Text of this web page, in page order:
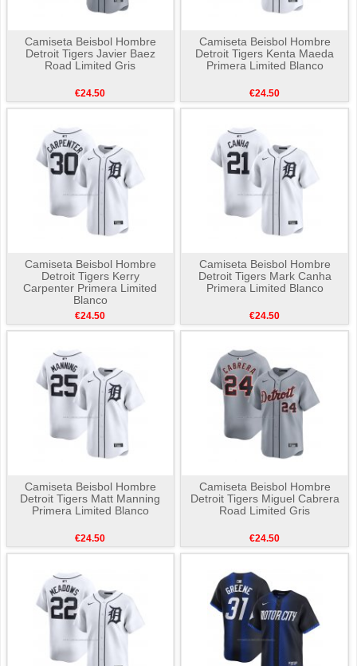
Camiseta Beisbol Hombre
Detroit Tigers Javier Baez
Road Limited Gris
€24.50
Camiseta Beisbol Hombre
Detroit Tigers Kenta Maeda
Primera Limited Blanco
€24.50
Camiseta Beisbol Hombre
Detroit Tigers Kerry
Carpenter Primera Limited
Blanco
€24.50
Camiseta Beisbol Hombre
Detroit Tigers Mark Canha
Primera Limited Blanco
€24.50
Camiseta Beisbol Hombre
Detroit Tigers Matt Manning
Primera Limited Blanco
€24.50
Camiseta Beisbol Hombre
Detroit Tigers Miguel Cabrera
Road Limited Gris
€24.50